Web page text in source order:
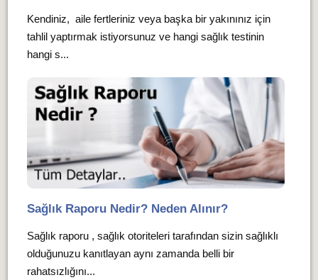
Kendiniz, aile fertleriniz veya başka bir yakınınız için
tahlil yaptırmak istiyorsunuz ve hangi sağlık testinin
hangi s...
Sağlık Raporu Nedir? Neden Alınır?
Sağlık raporu , sağlık otoriteleri tarafından sizin sağlıklı
olduğunuzu kanıtlayan aynı zamanda belli bir
rahatsızlığını...